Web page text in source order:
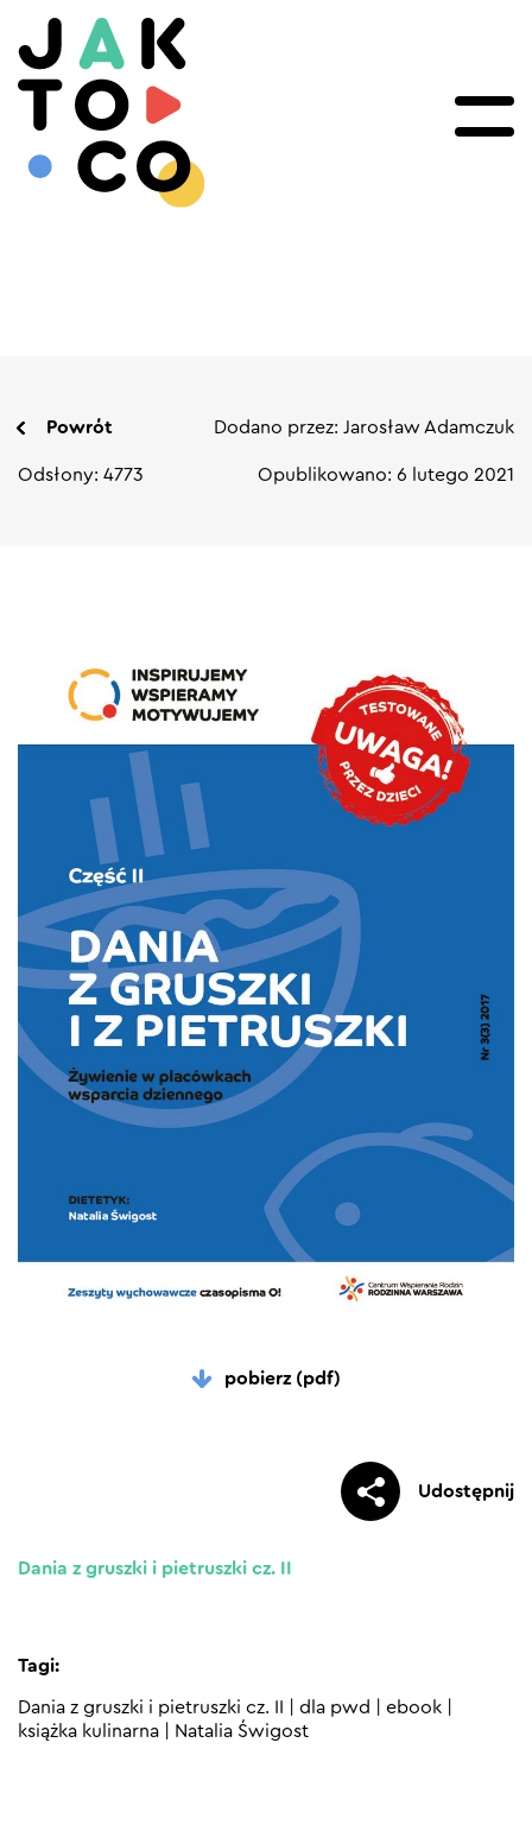
Powrót Dodano przez: Jarosław Adamczuk
Odsłony: 4773 Opublikowano: 6 lutego 2021
pobierz (pdf)
Udostępnij
Dania z gruszki i pietruszki cz. II
Tagi:
Dania z gruszki i pietruszki cz. II dla pwd ebook
książka kulinarna
Natalia Świgost